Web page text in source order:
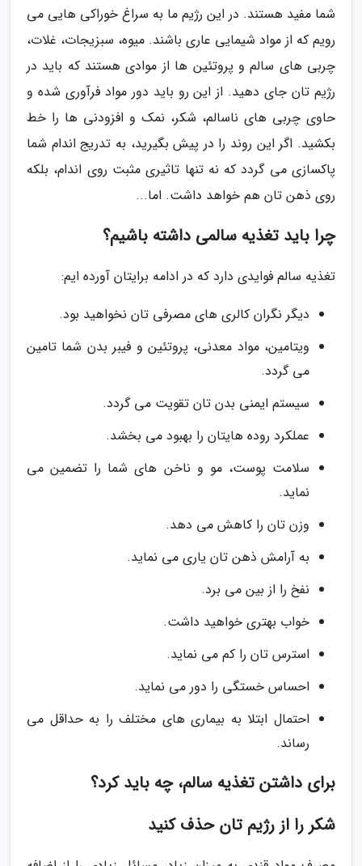
شما مفید هستند. در این رژیم ما به سراغ خوراکی هایی می
رویم که از مواد شیمایی عاری باشند. میوه، سبزیجات، غلات،
چربی های سالم و پروتئین ها از موادی هستند که باید در
رژیم تان جای دهید. از این رو باید دور مواد فرآوری شده و
حاوی چربی های ناسالم، شکر، نمک و افزودنی ها را خط
بکشید. اگر این روند را در پیش بگیرید، به تدریج اندام شما
پاکسازی می گردد که نه تنها تاثیری مثبت روی اندام، بلکه
روی ذهن تان هم خواهد داشت. اما...
چرا باید تغذیه سالمی داشته باشیم؟
تغذیه سالم فوایدی دارد که در ادامه برایتان آورده ایم:
دیگر نگران کالری های مصرفی تان نخواهید بود.
ویتامین، مواد معدنی، پروتئین و فیبر بدن شما تامین
می گردد.
سیستم ایمنی بدن تان تقویت می گردد.
عملکرد روده هایتان را بهبود می بخشد.
سلامت پوست، مو و ناخن های شما را تضمین می
نماید.
وزن تان را کاهش می دهد.
به آرامش ذهن تان یاری می نماید.
نفخ را از بین می برد.
خواب بهتری خواهید داشت.
استرس تان را کم می نماید.
احساس خستگی را دور می نماید.
احتمال ابتلا به بیماری های مختلف را به حداقل می
رساند.
برای داشتن تغذیه سالم، چه باید کرد؟
شکر را از رژیم تان حذف کنید